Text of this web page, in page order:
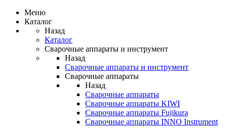
Меню
Каталог
Назад
Каталог
Сварочные аппараты и инструмент
Назад
Сварочные аппараты и инструмент
Сварочные аппараты
Назад
Сварочные аппараты
Сварочные аппараты KIWI
Сварочные аппараты Fujikura
Сварочные аппараты INNO Instrument